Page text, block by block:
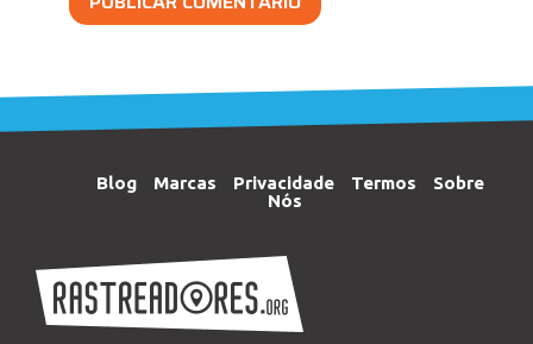
Blog Marcas Privacidade Termos
Sobre
Nós